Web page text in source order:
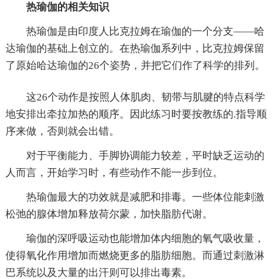
热瑜伽的相关知识
热瑜伽是由印度人比克拉姆在瑜伽的一个分支——哈
达瑜伽的基础上创立的。在热瑜伽系列中，比克拉姆保留
了原始哈达瑜伽的26个姿势，并把它们作了科学的排列。
这26个动作是按照人体肌肉、韧带与肌腱的特点科学
地安排出牵拉加热的顺序。因此练习时要按教练的.指导顺
序来做，否则就会出错。
对于平衡能力、手脚协调能力较差，平时缺乏运动的
人而言，开始学习时，有些动作不能一步到位。
热瑜伽最大的功效就是减肥和排毒。一些体位能刺激
松弛的腺体增加释放荷尔蒙，加快脂肪代谢。
瑜伽的深呼吸运动也能增加体内细胞的氧气吸收量，
使得氧化作用增加而燃烧更多的脂肪细胞。而通过刺激淋
巴系统以及大量的出汗则可以排出毒素。